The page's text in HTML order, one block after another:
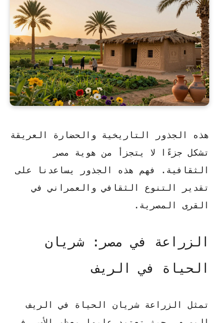
هذه الجذور التاريخية والحضارة العريقة
تشكل جزءًا لا يتجزأ من هوية مصر
الثقافية. فهم هذه الجذور يساعدنا على
تقدير التنوع الثقافي والعمراني في
القرى المصرية.
الزراعة في مصر: شريان
الحياة في الريف
تمثل الزراعة شريان الحياة في الريف